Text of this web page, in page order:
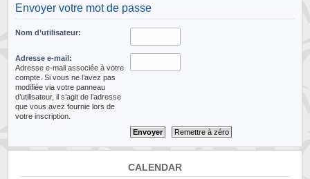
Envoyer votre mot de passe
Nom d’utilisateur:
Adresse e-mail:
Adresse e-mail associée à votre
compte. Si vous ne l’avez pas
modifiée via votre panneau
d’utilisateur, il s’agit de l’adresse
que vous avez fournie lors de
votre inscription.
CALENDAR